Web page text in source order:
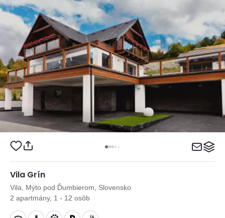
Vila Grín
Vila, Mýto pod Ďumbierom, Slovensko
2 apartmány, 1 - 12 osôb